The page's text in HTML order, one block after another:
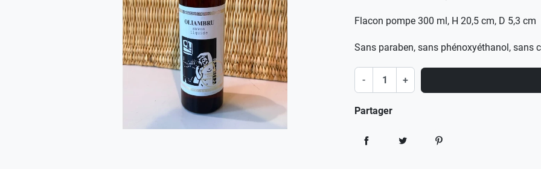
Flacon pompe 300 ml, H 20,5 cm, D 5,3 cm
Sans paraben, sans phénoxyéthanol, sans
- +
Partager